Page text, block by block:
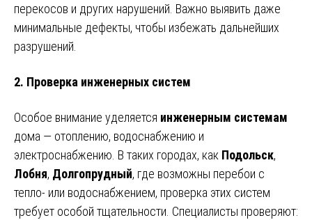
перекосов и других нарушений. Важно выявить даже
минимальные дефекты, чтобы избежать дальнейших
разрушений.
2. Проверка инженерных систем
Особое внимание уделяется инженерным системам
дома — отоплению, водоснабжению и
электроснабжению. В таких городах, как Подольск,
Лобня, Долгопрудный, где возможны перебои с
тепло- или водоснабжением, проверка этих систем
требует особой тщательности. Специалисты проверяют: